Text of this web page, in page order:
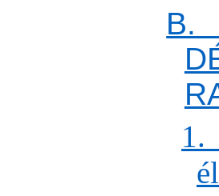
B.
1.